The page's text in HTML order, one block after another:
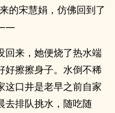
的宋慧娟，仿佛回到了
——
回来，她便烧了热水端
好擦擦身子。水倒不稀
这口井是老早之前自家
去排队挑水，随吃随